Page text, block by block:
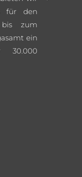
für den
bis zum
ein
30.000